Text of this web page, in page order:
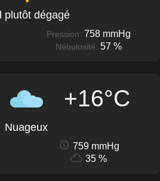
plutôt dégagé
Pression: 758 mmHg
Nébulosité: 57 %
+16°C
Nuageux
759 mmHg
35 %